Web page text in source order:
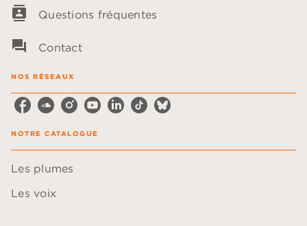
contacts Questions fréquentes
question_answer Contact
NOS RÉSEAUX
NOTRE CATALOGUE
Les plumes
Les voix